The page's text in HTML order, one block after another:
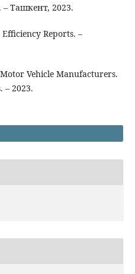
Ташкент, 2023.
Reports. –
Vehicle Manufacturers.
– 2023.